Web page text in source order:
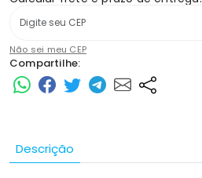
Não sei meu CEP
Compartilhe:
Descrição